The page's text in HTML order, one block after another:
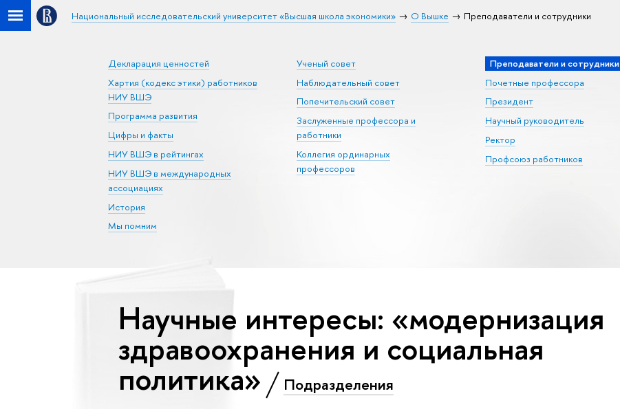
Национальный исследовательский университет «Высшая школа экономики» О Вышке Преподаватели и сотрудники
Декларация ценностей
Хартия (кодекс этики) работников
НИУ ВШЭ
Программа развития
Цифры и факты
НИУ ВШЭ в рейтингах
НИУ ВШЭ в международных
ассоциациях
История
Мы помним
Ученый совет
Наблюдательный совет
Попечительский совет
Заслуженные профессора и
работники
Коллегия ординарных
профессоров
Преподаватели и сотрудники
Почетные профессора
Президент
Научный руководитель
Ректор
Профсоюз работников
Научные интересы: «модернизация
здравоохранения и социальная
политика» Подразделения